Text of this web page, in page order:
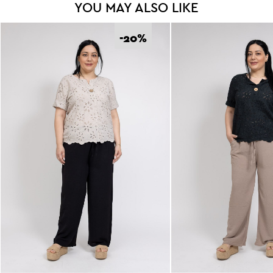
YOU MAY ALSO LIKE
-20%
Έχω διαβάσει και αποδέχομαι τους
Εγγραφή